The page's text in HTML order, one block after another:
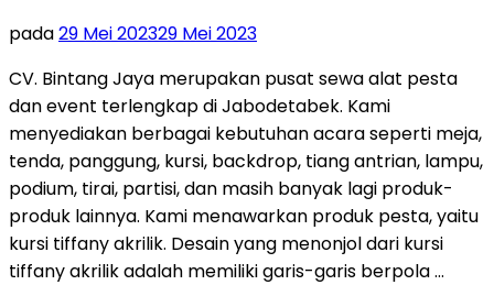
pada29 Mei 202329 Mei 2023
CV. Bintang Jaya merupakan pusat sewa alat pesta
dan event terlengkap di Jabodetabek. Kami
menyediakan berbagai kebutuhan acara seperti meja,
tenda, panggung, kursi, backdrop, tiang antrian, lampu,
podium, tirai, partisi, dan masih banyak lagi produk-
produk lainnya. Kami menawarkan produk pesta, yaitu
kursi tiffany akrilik. Desain yang menonjol dari kursi
tiffany akrilik adalah memiliki garis-garis berpola …